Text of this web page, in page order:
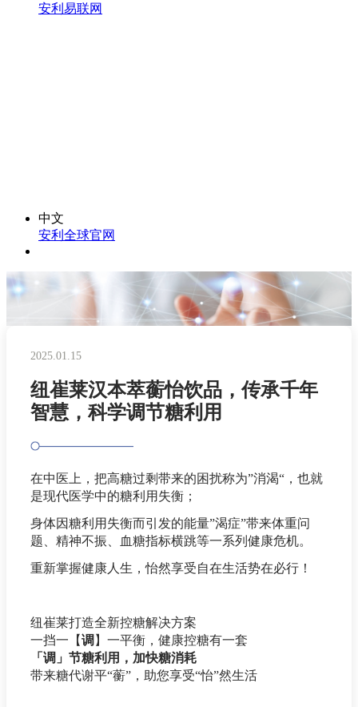
安利易联网
中文
安利全球官网
2025.01.15
纽崔莱汉本萃蘅怡饮品，传承千年
智慧，科学调节糖利用
在中医上，把高糖过剩带来的困扰称为”消渴“，也就
是现代医学中的糖利用失衡；
身体因糖利用失衡而引发的能量”渴症”带来体重问
题、精神不振、血糖指标横跳等一系列健康危机。
重新掌握健康人生，怡然享受自在生活势在必行！
纽崔莱打造全新控糖解决方案
一挡一【调 】一平衡，健康控糖有一套
「调」节糖利用，加快糖消耗
带来糖代谢平“蘅”，助您享受“怡”然生活